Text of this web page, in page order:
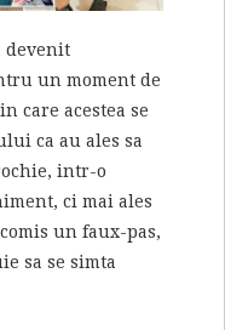
devenit
un moment de
care acestea se
ca au ales sa
intr-o
ci mai ales
un faux-pas,
sa se simta